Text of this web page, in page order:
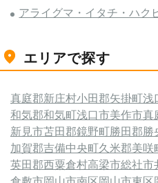
アライグマ・イタチ・ハク
エリアで探す
真庭郡新庄村小田郡矢掛町浅
和気郡和気町浅口市美作市真
新見市苫田郡鏡野町勝田郡勝
加賀郡吉備中央町久米郡美咲
英田郡西粟倉村高梁市総社市